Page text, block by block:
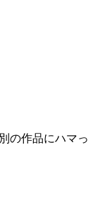
の作品にハマっ